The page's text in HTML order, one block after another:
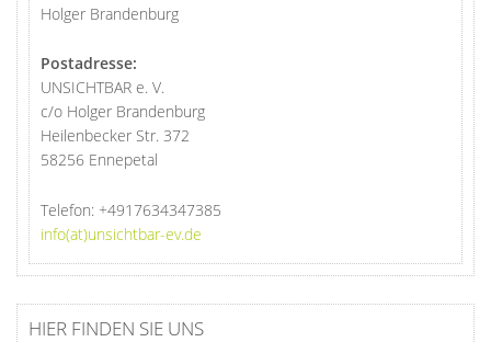
Holger Brandenburg
Postadresse:
UNSICHTBAR e. V.
c/o Holger Brandenburg
Heilenbecker Str. 372
58256 Ennepetal
Telefon: +4917634347385
info(at)unsichtbar-ev.de
HIER FINDEN SIE UNS